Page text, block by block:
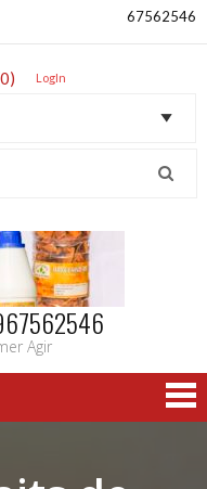
67562546
LogIn
Agir